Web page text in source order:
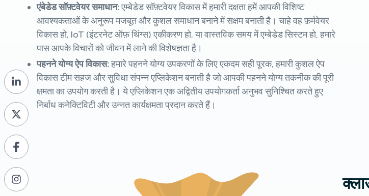
एंबेडेड सॉफ़्टवेयर समाधान:एम्बेडेड सॉफ़्टवेयर विकास में हमारी दक्षता हमें आपकी विशिष्ट
आवश्यकताओं के अनुरूप मजबूत और कुशल समाधान बनाने में सक्षम बनाती है। चाहे वह फ़र्मवेयर
विकास हो, IoT (इंटरनेट ऑफ़ थिंग्स) एकीकरण हो, या वास्तविक समय में एम्बेडेड सिस्टम हो, हमारे
पास आपके विचारों को जीवन में लाने की विशेषज्ञता है।
पहनने योग्य ऐप विकास:हमारे पहनने योग्य उपकरणों के लिए एकदम सही पूरक, हमारी कुशल ऐप
विकास टीम सहज और सुविधा संपन्न एप्लिकेशन बनाती है जो आपकी पहनने योग्य तकनीक की पूरी
क्षमता का उपयोग करती है। ये एप्लिकेशन एक अद्वितीय उपयोगकर्ता अनुभव सुनिश्चित करते हुए
निर्बाध कनेक्टिविटी और उन्नत कार्यक्षमता प्रदान करते हैं।